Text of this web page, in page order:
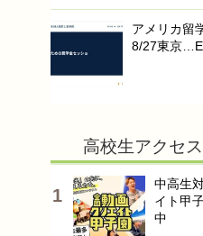
アメリカ留
8/27東京
高校生アクセ
中高生
イト甲
中